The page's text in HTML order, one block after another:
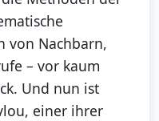
von Nachbarn,
– vor kaum
Und nun ist
einer ihrer